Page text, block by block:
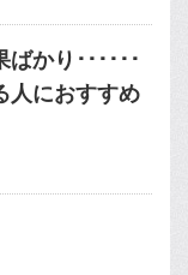
かり･･････
人におすすめ